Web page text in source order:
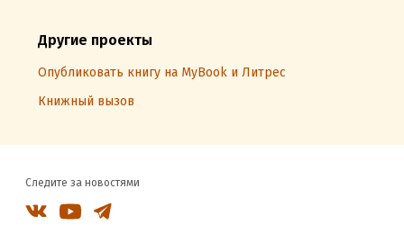
Другие проекты
Опубликовать книгу на MyBook и Литрес
Книжный вызов
Следите за новостями